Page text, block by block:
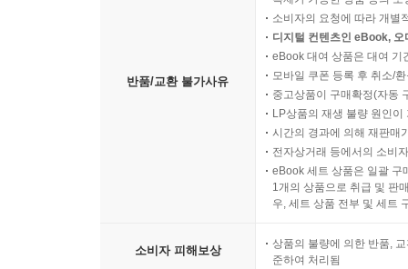
반품/교환 불가사유
소비자의 요청에 따라 개별
디지털 컨텐츠인 eBook,
eBook 대여 상품은 대여 기
모바일 쿠폰 등록 후 취소/
중고상품이 구매확정(자동
LP상품의 재생 불량 원인
시간의 경과에 의해 재판매
전자상거래 등에서의 소비
eBook 세트 상품은 일괄 구
1개의 상품으로 취급 및 판
우, 세트 상품 전부 및 세트
소비자 피해보상
상품의 불량에 의한 반품,
준하여 처리됨